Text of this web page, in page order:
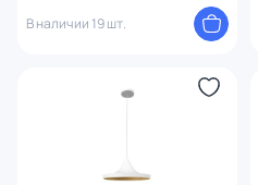
В наличии 19 шт.